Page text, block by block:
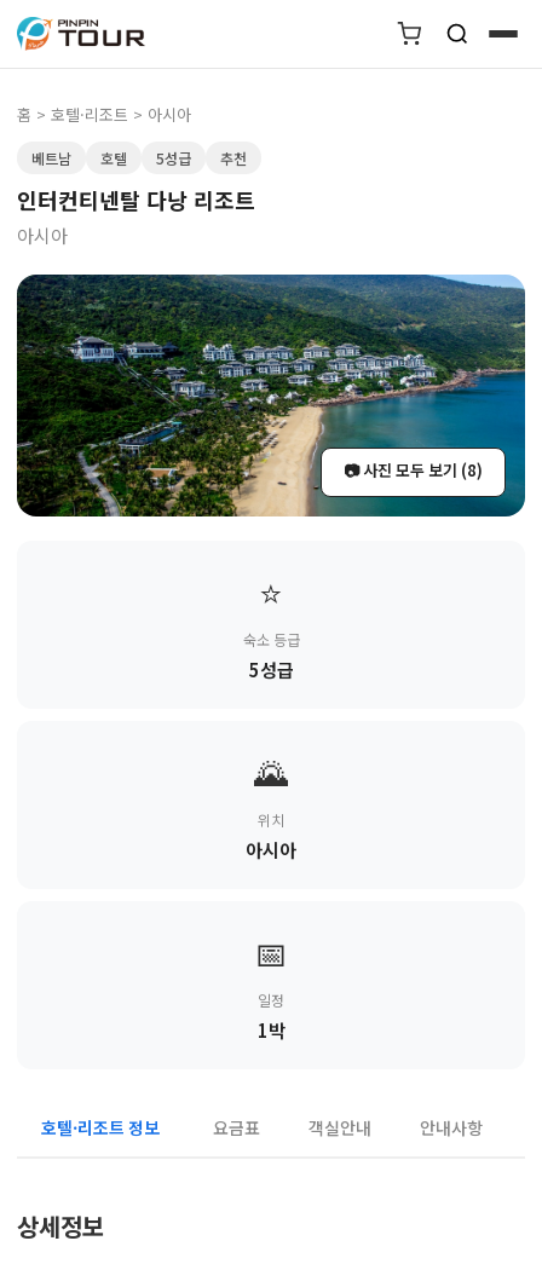
홈 > 호텔·리조트 > 아시아
베트남 호텔 5성급 추천
인터컨티넨탈 다낭 리조트
아시아
📷 사진 모두 보기 (8)
⭐
숙소 등급
5성급
🌄
위치
아시아
📅
일정
1박
호텔·리조트 정보 요금표 객실안내 안내사항
상세정보